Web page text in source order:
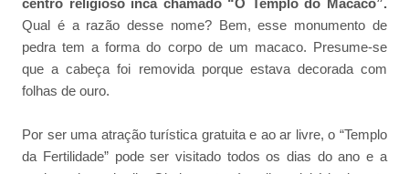
centro religioso inca chamado “O Templo do Macaco”.
Qual é a razão desse nome? Bem, esse monumento de
pedra tem a forma do corpo de um macaco. Presume-se
que a cabeça foi removida porque estava decorada com
folhas de ouro.
Por ser uma atração turística gratuita e ao ar livre, o “Templo
da Fertilidade” pode ser visitado todos os dias do ano e a